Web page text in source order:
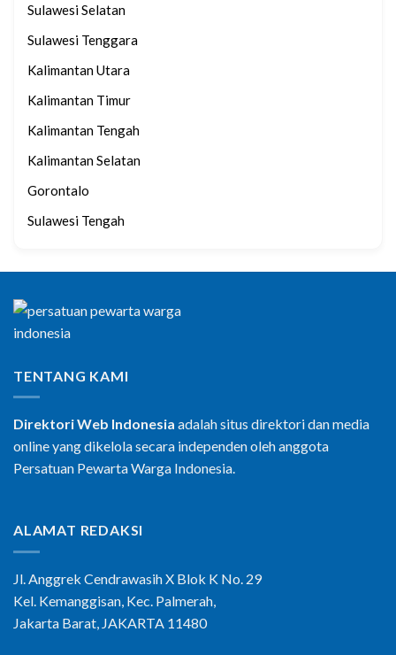
Sulawesi Selatan
Sulawesi Tenggara
Kalimantan Utara
Kalimantan Timur
Kalimantan Tengah
Kalimantan Selatan
Gorontalo
Sulawesi Tengah
TENTANG KAMI
Direktori Web Indonesia adalah situs direktori dan media
online yang dikelola secara independen oleh anggota
Persatuan Pewarta Warga Indonesia.
ALAMAT REDAKSI
Jl. Anggrek Cendrawasih X Blok K No. 29
Kel. Kemanggisan, Kec. Palmerah,
Jakarta Barat, JAKARTA 11480